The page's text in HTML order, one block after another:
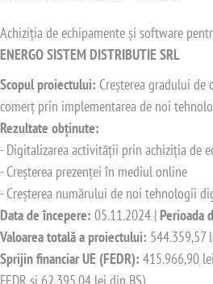
Achiziția de echipamente și software
ENERGO SISTEM DISTRIBUTIE SRL
Scopul proiectului: Creșterea gradului
comerț prin implementarea de noi
Rezultate obținute:
- Digitalizarea activității prin achiziția de
- Creșterea prezenței în mediul online
- Creșterea numărului de noi tehnologii
Data de începere: 05.11.2024 | Perioada
Valoarea totală a proiectului: 544.359,57
Sprijin financiar UE (FEDR): 415.966,90
FEDR și 62.395,04 lei din BS)